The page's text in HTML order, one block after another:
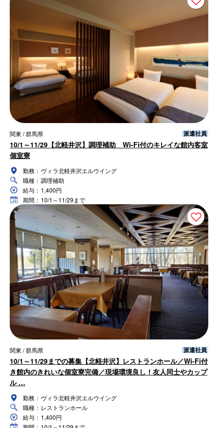
関東 / 群馬県 派遣社員
10/1～11/29【北軽井沢】調理補助 Wi-Fi付のキレイな館内客室
個室寮
勤務： ヴィラ北軽井沢エルウイング
職種： 調理補助
給与： 1,400円
期間： 10/1～11/29まで
関東 / 群馬県 派遣社員
10/1～11/29までの募集【北軽井沢】レストランホール／Wi-Fi付
き館内のきれいな個室寮完備／現場環境良し！友人同士やカップ
ル …
勤務： ヴィラ北軽井沢エルウイング
職種： レストランホール
給与： 1,400円